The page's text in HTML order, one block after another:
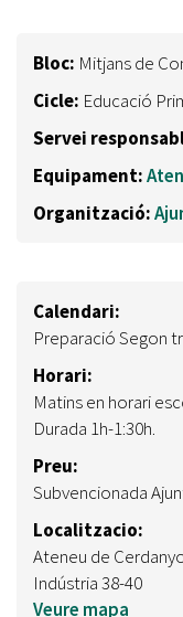
Bloc: Mitjans de
Cicle: Educació
Servei
Equipament:
Organització:
Calendari:
Preparació Segon
Horari:
Matins en horari
Durada 1h-1:30h.
Preu:
Subvencionada
Localitzacio:
Ateneu de
Indústria 38-40
Veure mapa